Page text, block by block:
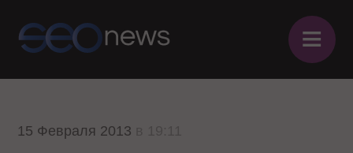
≡
15 Февраля 2013